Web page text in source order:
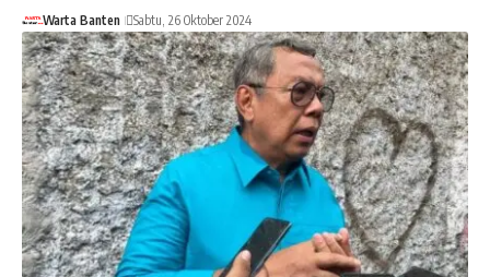
Warta Banten Sabtu, 26 Oktober 2024